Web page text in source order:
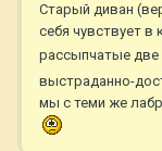
Старый диван
себя чувствует в
рассыпчатые
выстраданно-
мы с теми же